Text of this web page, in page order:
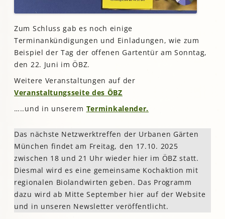
Zum Schluss gab es noch einige
Terminankündigungen und Einladungen, wie zum
Beispiel der Tag der offenen Gartentür am Sonntag,
den 22. Juni im ÖBZ.
Weitere Veranstaltungen auf der
Veranstaltungsseite des ÖBZ
…..und in unserem Terminkalender.
Das nächste Netzwerktreffen der Urbanen Gärten
München findet am Freitag, den 17.10. 2025
zwischen 18 und 21 Uhr wieder hier im ÖBZ statt.
Diesmal wird es eine gemeinsame Kochaktion mit
regionalen Biolandwirten geben. Das Programm
dazu wird ab Mitte September hier auf der Website
und in unseren Newsletter veröffentlicht.